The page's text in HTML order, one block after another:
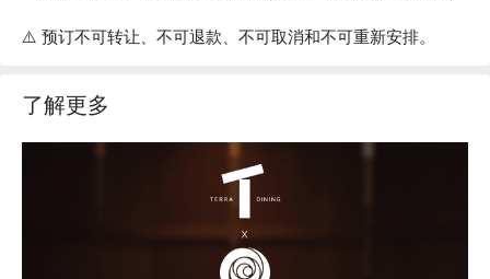
⚠️ 预订不可转让、不可退款、不可取消和不可重新安排。
了解更多